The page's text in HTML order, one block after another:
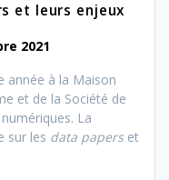
et leurs enjeux
2021
année à la Maison
et de la Société de
La
sur les data paperset